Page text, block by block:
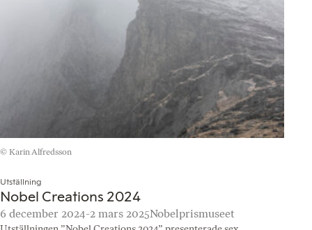
© Karin Alfredsson
Utställning
Nobel Creations 2024
6 december 2024-2 mars 2025Nobelprismuseet